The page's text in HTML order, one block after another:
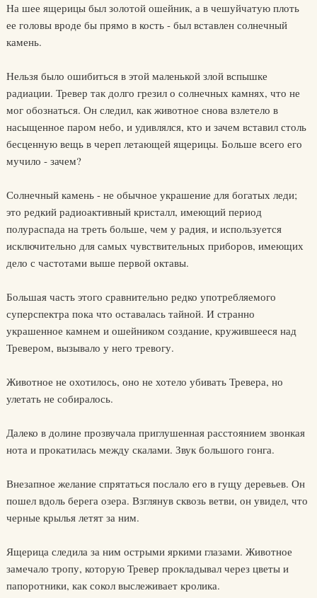
На шее ящерицы был золотой ошейник, а в чешуйчатую плоть
ее головы вроде бы прямо в кость - был вставлен солнечный
камень.
Нельзя было ошибиться в этой маленькой злой вспышке
радиации. Тревер так долго грезил о солнечных камнях, что не
мог обознаться. Он следил, как животное снова взлетело в
насыщенное паром небо, и удивлялся, кто и зачем вставил столь
бесценную вещь в череп летающей ящерицы. Больше всего его
мучило - зачем?
Солнечный камень - не обычное украшение для богатых леди;
это редкий радиоактивный кристалл, имеющий период
полураспада на треть больше, чем у радия, и используется
исключительно для самых чувствительных приборов, имеющих
дело с частотами выше первой октавы.
Большая часть этого сравнительно редко употребляемого
суперспектра пока что оставалась тайной. И странно
украшенное камнем и ошейником создание, кружившееся над
Тревером, вызывало у него тревогу.
Животное не охотилось, оно не хотело убивать Тревера, но
улетать не собиралось.
Далеко в долине прозвучала приглушенная расстоянием звонкая
нота и прокатилась между скалами. Звук большого гонга.
Внезапное желание спрятаться послало его в гущу деревьев. Он
пошел вдоль берега озера. Взглянув сквозь ветви, он увидел, что
черные крылья летят за ним.
Ящерица следила за ним острыми яркими глазами. Животное
замечало тропу, которую Тревер прокладывал через цветы и
папоротники, как сокол выслеживает кролика.